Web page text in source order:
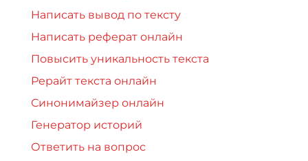
Написать вывод по тексту
Написать реферат онлайн
Повысить уникальность текста
Рерайт текста онлайн
Синонимайзер онлайн
Генератор историй
Ответить на вопрос